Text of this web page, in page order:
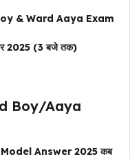
& Ward Aaya Exam
2025 (3 बजे तक)
Boy/Aaya
Answer 2025 कब